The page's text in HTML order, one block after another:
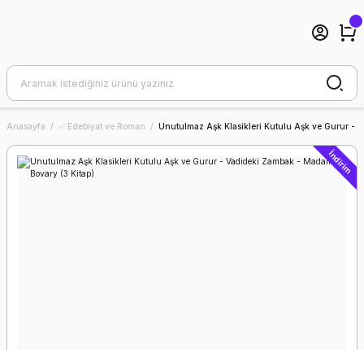
Anasayfa ✅ Edebiyat ve Roman Unutulmaz Aşk Klasikleri Kutulu Aşk ve Gurur -
İndirim